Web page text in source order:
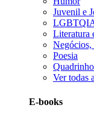
Juvenil e
Literatura
Negócios,
Poesia
Ver todas
E-books